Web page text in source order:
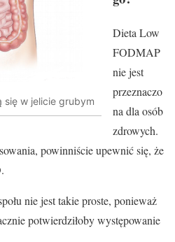
się w jelicie grubym
Dieta Low
FODMAP
nie jest
przeznaczo
na dla osób
zdrowych.
powinniście upewnić się, że
nie jest takie proste, ponieważ
potwierdziłoby występowanie